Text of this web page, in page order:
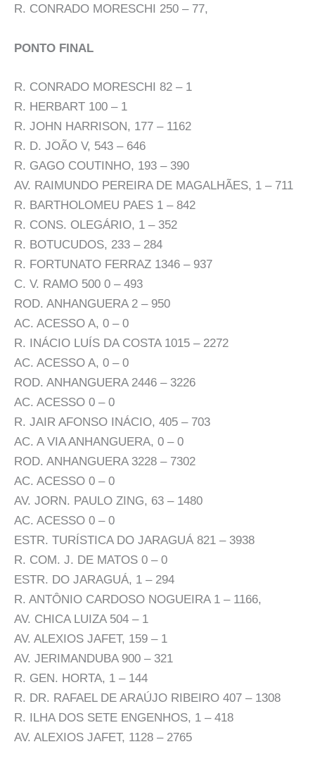
R. CONRADO MORESCHI 250 – 77,
PONTO FINAL
R. CONRADO MORESCHI 82 – 1
R. HERBART 100 – 1
R. JOHN HARRISON, 177 – 1162
R. D. JOÃO V, 543 – 646
R. GAGO COUTINHO, 193 – 390
AV. RAIMUNDO PEREIRA DE MAGALHÃES, 1 – 711
R. BARTHOLOMEU PAES 1 – 842
R. CONS. OLEGÁRIO, 1 – 352
R. BOTUCUDOS, 233 – 284
R. FORTUNATO FERRAZ 1346 – 937
C. V. RAMO 500 0 – 493
ROD. ANHANGUERA 2 – 950
AC. ACESSO A, 0 – 0
R. INÁCIO LUÍS DA COSTA 1015 – 2272
AC. ACESSO A, 0 – 0
ROD. ANHANGUERA 2446 – 3226
AC. ACESSO 0 – 0
R. JAIR AFONSO INÁCIO, 405 – 703
AC. A VIA ANHANGUERA, 0 – 0
ROD. ANHANGUERA 3228 – 7302
AC. ACESSO 0 – 0
AV. JORN. PAULO ZING, 63 – 1480
AC. ACESSO 0 – 0
ESTR. TURÍSTICA DO JARAGUÁ 821 – 3938
R. COM. J. DE MATOS 0 – 0
ESTR. DO JARAGUÁ, 1 – 294
R. ANTÔNIO CARDOSO NOGUEIRA 1 – 1166,
AV. CHICA LUIZA 504 – 1
AV. ALEXIOS JAFET, 159 – 1
AV. JERIMANDUBA 900 – 321
R. GEN. HORTA, 1 – 144
R. DR. RAFAEL DE ARAÚJO RIBEIRO 407 – 1308
R. ILHA DOS SETE ENGENHOS, 1 – 418
AV. ALEXIOS JAFET, 1128 – 2765